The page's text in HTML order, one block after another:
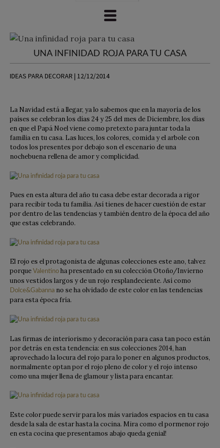
UNA INFINIDAD ROJA PARA TU CASA
IDEAS PARA DECORAR | 12/12/2014
La Navidad está a llegar, ya lo sabemos que en la mayoría de los
países se celebran los días 24 y 25 del mes de Diciembre, los días
en que el Papá Noel viene como pretexto para juntar toda la
familia en tu casa. Las luces, los colores, comida y el arbole con
todos los presentes por debajo son el escenario de una
nochebuena rellena de amor y complicidad.
Pues en esta altura del año tu casa debe estar decorada a rigor
para recibir toda tu familia. Así tienes de hacer cuestión de estar
por dentro de las tendencias y también dentro de la época del año
que estas celebrando.
El rojo es el protagonista de algunas colecciones este ano, talvez
porque Valentino ha presentado en su colección Otoño/Invierno
unos vestidos largos y de un rojo resplandeciente. Así como
Dolce&Gabanna no se ha olvidado de este color en las tendencias
para esta época fría.
Las firmas de interiorismo y decoración para casa tan poco están
por detrás en esta tendencia: en sus colecciones 2014, han
aprovechado la locura del rojo para lo poner en algunos productos,
normalmente optan por el rojo pleno de color y el rojo intenso
como una mujer llena de glamour y lista para encantar.
Este color puede servir para los más variados espacios en tu casa
desde la sala de estar hasta la cocina. Mira como el pormenor rojo
en esta cocina que presentamos abajo queda genial!